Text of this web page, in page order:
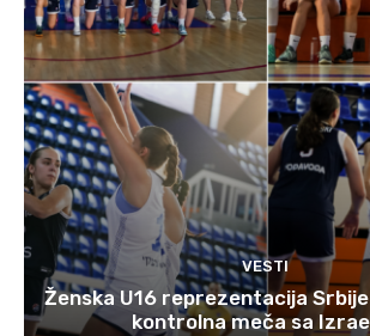
VESTI
Ženska U16 reprezentacija
kontrolna meča sa